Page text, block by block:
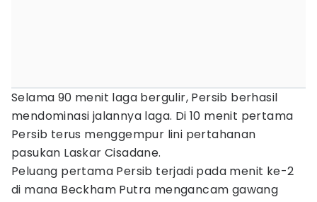
Selama 90 menit laga bergulir, Persib berhasil
mendominasi jalannya laga. Di 10 menit pertama
Persib terus menggempur lini pertahanan
pasukan Laskar Cisadane.
Peluang pertama Persib terjadi pada menit ke-2
di mana Beckham Putra mengancam gawang